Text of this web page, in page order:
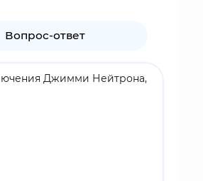
Вопрос-ответ
Джимми Нейтрона,